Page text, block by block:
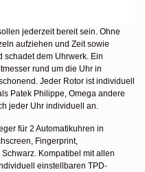
jederzeit bereit sein. Ohne
aufziehen und Zeit sowie
schadet dem Uhrwerk. Ein
rund um die Uhr in
Jeder Rotor ist individuell
Patek Philippe, Omega andere
jeder Uhr individuell an.
für 2 Automatikuhren in
Fingerprint,
Kompatibel mit allen
einstellbaren TPD-